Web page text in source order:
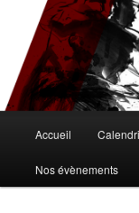
contenu
principal
principal
Accueil
Nos évènements